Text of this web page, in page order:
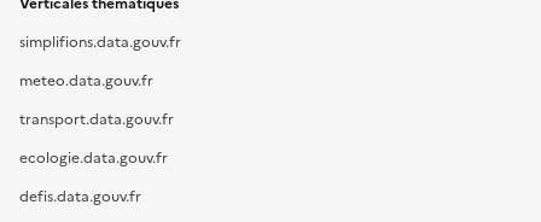
simplifions.data.gouv.fr
meteo.data.gouv.fr
transport.data.gouv.fr
ecologie.data.gouv.fr
defis.data.gouv.fr